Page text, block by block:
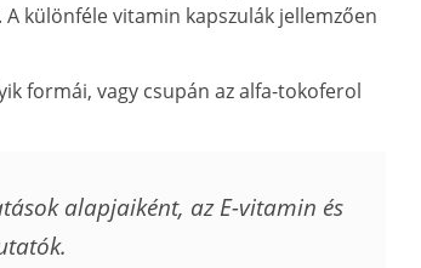
különféle vitamin kapszulák jellemzően
formái, vagy csupán az alfa-tokoferol
alapjaiként, az E-vitamin és